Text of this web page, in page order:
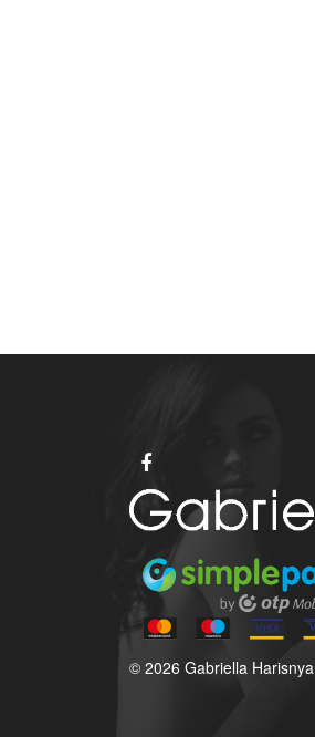
© 2026 Gabriella Harisnya